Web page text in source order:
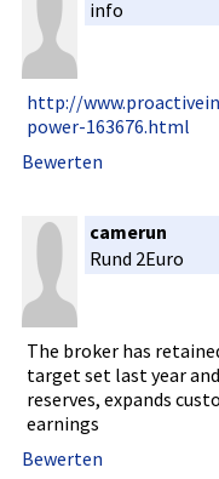
info
http://
power-16­3676.html
Bewerten
camerun
Rund 2Euro
The broker has
target set last year
reserves, expands
earnings
Bewerten